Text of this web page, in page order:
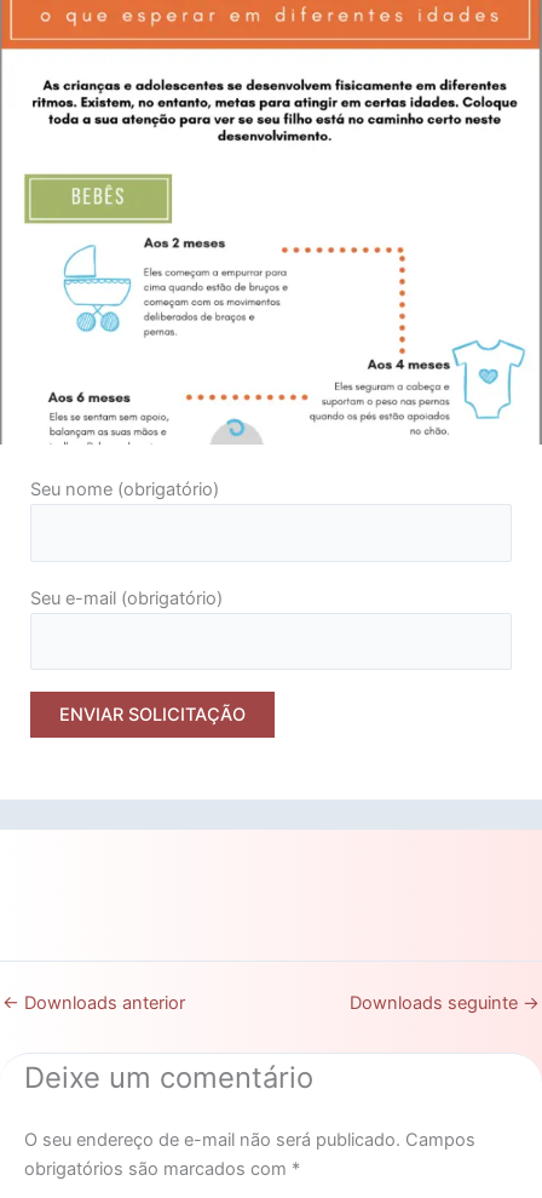
Seu nome (obrigatório)
Seu e-mail (obrigatório)
← Downloads anterior Downloads seguinte →
Deixe um comentário
O seu endereço de e-mail não será publicado. Campos
obrigatórios são marcados com *